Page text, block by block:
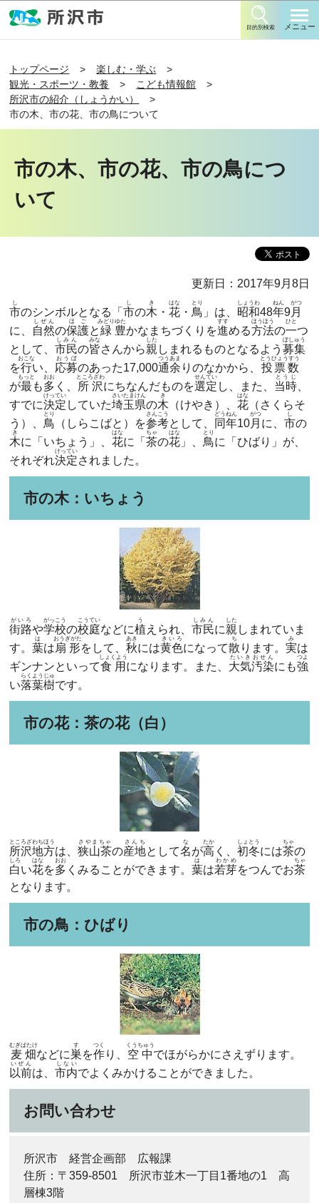
目的別検索 メニュー
トップページ
楽しむ・学ぶ
観光・スポーツ・教養
こども情報館
所沢市の紹介（しょうかい）
市の木、市の花、市の鳥について
市の木、市の花、市の鳥につ
いて
更新日：2017年9月8日
市
し
のシンボルとなる「市
し
の木
き
・花
はな
・ 鳥
とり
」は、 昭和
しょうわ
48年
ねん
9月
がつ
に、 自然
しぜん
の保護
ほご
と緑
みどり
豊
ゆた
かなまちづくりを進
すす
める方法
ほうほう
の一
ひと
つ
として、市民
しみん
の皆
みな
さんから親
した
しまれるものとなるよう募集
ぼしゅう
を行
おこな
い、 応募
おうぼ
のあった17,000通余
つうあま
りのなかから、 投票数
とうひょうすう
が最
もっと
も多
おお
く、 所沢
ところざわ
にちなんだものを選定
せんてい
し、また、 当時
とうじ
すでに決定
けってい
していた埼玉県
さいたまけん
の木
き
（けやき）、花
はな
（さくらそ
う）、 鳥
とり
（しらこばと）を参考
さんこう
として、 同年
どうねん
10月
がつ
に、市
し
の
木
き
に「いちょう」、花
はな
に「茶
ちゃ
の花
はな
」、 鳥
とり
に「ひばり」が、
それぞれ決定
けってい
されました。
市の木：いちょう
街路
がいろ
や学校
がっこう
の校庭
こうてい
などに植
う
えられ、市民
しみん
に親
した
しまれていま
す。葉
は
は扇形
おうぎがた
をして、秋
あき
には黄色
きいろ
になって散
ち
ります。実
み
は
ギンナンといって食用
しょくよう
になります。また、 大気汚染
たいきおせん
にも強
つよ
い落葉樹
らくようじゅ
です。
市の花：茶の花（白）
所沢地方
ところざわちほう
は、狭山茶
さやまちゃ
の産地
さんち
として名
な
が高
たか
く、初冬
しょとう
には茶
ちゃ
の
白
しろ
い花
はな
を多
おお
くみることができます。葉
は
は若芽
わかめ
をつんでお茶
ちゃ
となります。
市の鳥：ひばり
麦畑
むぎばたけ
などに巣
す
を作
つく
り、 空中
くうちゅう
でほがらかにさえずります。
以前
いぜん
は、市内
しない
でよくみかけることができました。
お問い合わせ
所沢市 経営企画部 広報課
住所：〒359-8501 所沢市並木一丁目1番地の1 高
層棟3階